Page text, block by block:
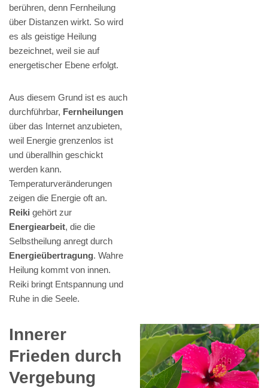
berühren, denn Fernheilung
über Distanzen wirkt. So wird
es als geistige Heilung
bezeichnet, weil sie auf
energetischer Ebene erfolgt.
Aus diesem Grund ist es auch
durchführbar, Fernheilungen
über das Internet anzubieten,
weil Energie grenzenlos ist
und überallhin geschickt
werden kann.
Temperaturveränderungen
zeigen die Energie oft an.
Reiki gehört zur
Energiearbeit, die die
Selbstheilung anregt durch
Energieübertragung. Wahre
Heilung kommt von innen.
Reiki bringt Entspannung und
Ruhe in die Seele.
Innerer
Frieden durch
Vergebung